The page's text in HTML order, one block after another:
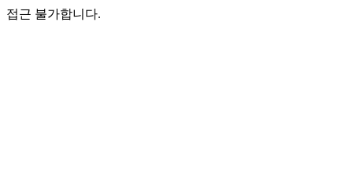
접근 불가합니다.